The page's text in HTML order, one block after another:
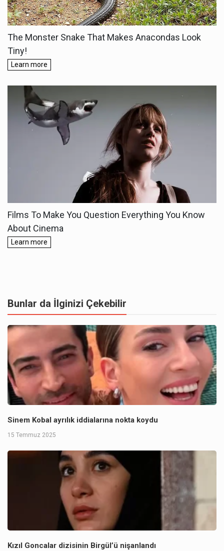
Bunlar da İlginizi Çekebilir
Sinem Kobal ayrılık iddialarına nokta koydu
15 Temmuz 2025
Kızıl Goncalar dizisinin Birgül’ü nişanlandı